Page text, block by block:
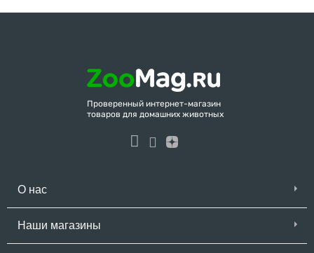
Проверенный интернет-магазин
товаров для домашних животных
О нас
Наши магазины